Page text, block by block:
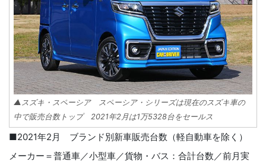
▲スズキ・スペーシア スペーシア・シリーズは現在のスズキ車の
中で販売台数トップ 2021年2月は1万5328台をセールス
■2021年2月 ブランド別新車販売台数（軽自動車を除く）
メーカー＝普通車／小型車／貨物・バス：合計台数／前月実